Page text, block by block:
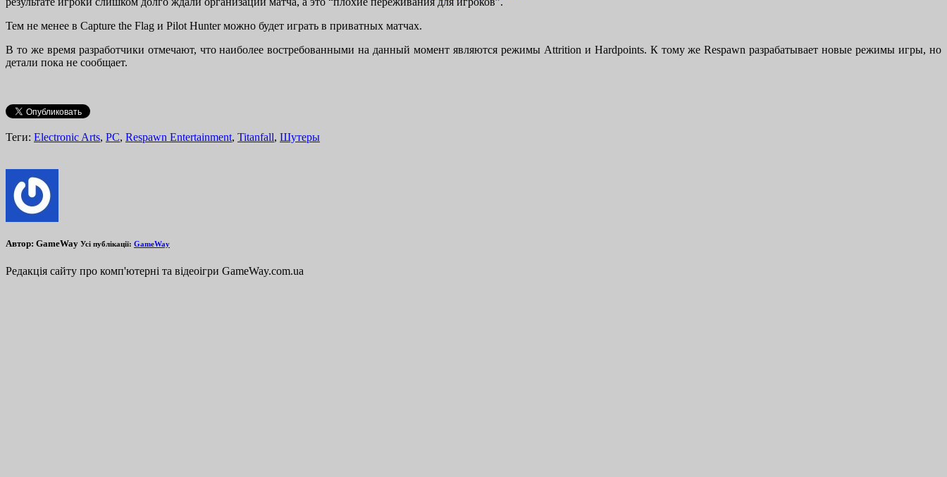
Тем не менее в Capture the Flag и Pilot Hunter можно будет играть в приватных матчах.
В то же время разработчики отмечают, что наиболее востребованными на данный момент являются режимы Attrition и Hardpoints. К тому же Respawn разрабатывает новые режимы игры, но
детали пока не сообщает.
Теги: Electronic Arts, PC, Respawn Entertainment, Titanfall, Шутеры
Автор: GameWay Усі публікації: GameWay
Редакція сайту про комп'ютерні та відеоігри GameWay.com.ua